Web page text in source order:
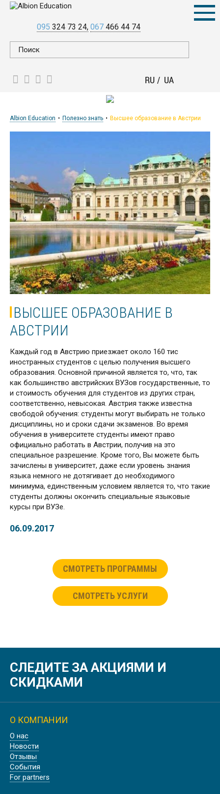
095 324 73 24 067 466 44 74
RU UA
Albion Education Полезно знать Высшее образование в Австрии
ВЫСШЕЕ ОБРАЗОВАНИЕ В
АВСТРИИ
Каждый год в Австрию приезжает около 160 тис
иностранных студентов с целью получения высшего
образования. Основной причиной является то, что, так
как большинство австрийских ВУЗов государственные, то
и стоимость обучения для студентов из других стран,
соответственно, невысокая. Австрия также известна
свободой обучения: студенты могут выбирать не только
дисциплины, но и сроки сдачи экзаменов. Во время
обучения в университете студенты имеют право
официально работать в Австрии, получив на это
специальное разрешение. Кроме того, Вы можете быть
зачислены в университет, даже если уровень знания
языка немного не дотягивает до необходимого
минимума, единственным условием является то, что такие
студенты должны окончить специальные языковые
курсы при ВУЗе.
06.09.2017
СМОТРЕТЬ ПРОГРАММЫ
СМОТРЕТЬ УСЛУГИ
СЛЕДИТЕ ЗА АКЦИЯМИ И
СКИДКАМИ
О КОМПАНИИ
О нас
Новости
Отзывы
События
For partners